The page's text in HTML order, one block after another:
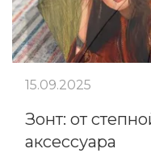
Зонт: от
аксессуара
15.09.2025